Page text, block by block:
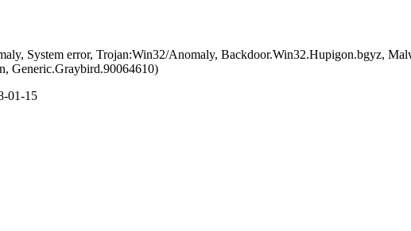
System error, Trojan:Win32/Anomaly, Backdoor.Win32.Hupigon.bgyz,
Generic.Graybird.90064610)
01-15